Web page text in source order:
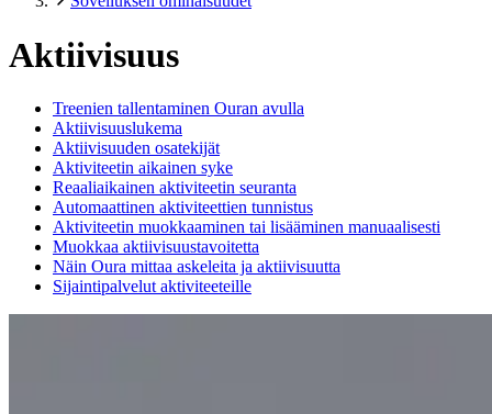
Aktiivisuus
Treenien tallentaminen Ouran avulla
Aktiivisuuslukema
Aktiivisuuden osatekijät
Aktiviteetin aikainen syke
Reaaliaikainen aktiviteetin seuranta
Automaattinen aktiviteettien tunnistus
Aktiviteetin muokkaaminen tai lisääminen manuaalisesti
Muokkaa aktiivisuustavoitetta
Näin Oura mittaa askeleita ja aktiivisuutta
Sijaintipalvelut aktiviteeteille